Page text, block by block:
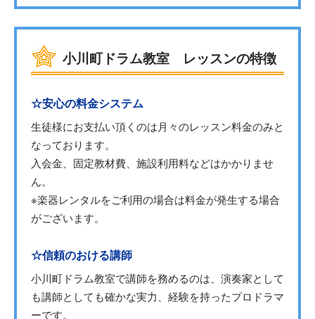
小川町ドラム教室 レッスンの特徴
☆安心の料金システム
生徒様にお支払い頂くのは月々のレッスン料金のみと
なっております。
入会金、固定教材費、施設利用料などはかかりませ
ん。
※楽器レンタルをご利用の場合は料金が発生する場合
がございます。
☆信頼のおける講師
小川町ドラム教室で講師を務めるのは、演奏家として
も講師としても確かな実力、経験を持ったプロドラマ
ーです。